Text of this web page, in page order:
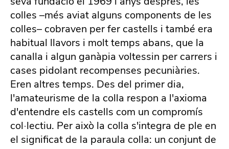
colles –més aviat alguns components de les
colles– cobraven per fer castells i també era
habitual llavors i molt temps abans, que la
canalla i algun ganàpia voltessin per carrers i
cases pidolant recompenses pecuniàries.
Eren altres temps. Des del primer dia,
l'amateurisme de la colla respon a l'axioma
d'entendre els castells com un compromís
col·lectiu. Per això la colla s'integra de ple en
el significat de la paraula colla: un conjunt de